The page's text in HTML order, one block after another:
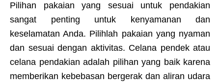
Pilihan pakaian yang sesuai untuk pendakian
sangat penting untuk kenyamanan dan
keselamatan Anda. Pilihlah pakaian yang nyaman
dan sesuai dengan aktivitas. Celana pendek atau
celana pendakian adalah pilihan yang baik karena
memberikan kebebasan bergerak dan aliran udara